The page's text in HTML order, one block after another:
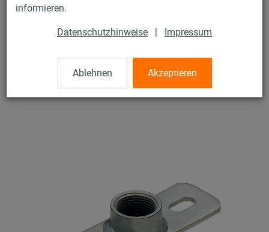
informieren.
Datenschutzhinweise | Impressum
Ablehnen Akzeptieren
Grundplatten mit Muffe
rundumgeschweißt, mit zwei Langlöchern, Edelstahl